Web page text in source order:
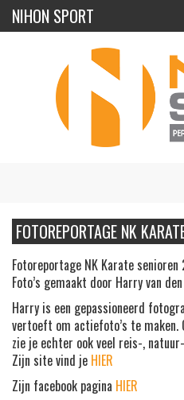
NIHON SPORT
FOTOREPORTAGE NK
Fotoreportage NK Karate
Foto’s gemaakt door Harry van
Harry is een gepassioneerd
vertoeft om actiefoto’s te maken.
zie je echter ook veel reis-,
Zijn site vind je HIER
Zijn facebook pagina HIER